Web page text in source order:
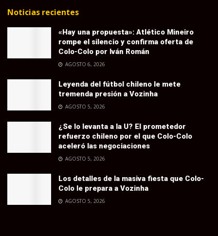
Noticias recientes
«Hay una propuesta»: Atlético Mineiro
rompe el silencio y confirma oferta de
Colo-Colo por Iván Román
AGOSTO 6, 2026
Leyenda del fútbol chileno le mete
tremenda presión a Vozinha
AGOSTO 5, 2026
¿Se lo levanta a la U? El prometedor
refuerzo chileno por el que Colo-Colo
aceleró las negociaciones
AGOSTO 5, 2026
Los detalles de la masiva fiesta que Colo-
Colo le prepara a Vozinha
AGOSTO 5, 2026